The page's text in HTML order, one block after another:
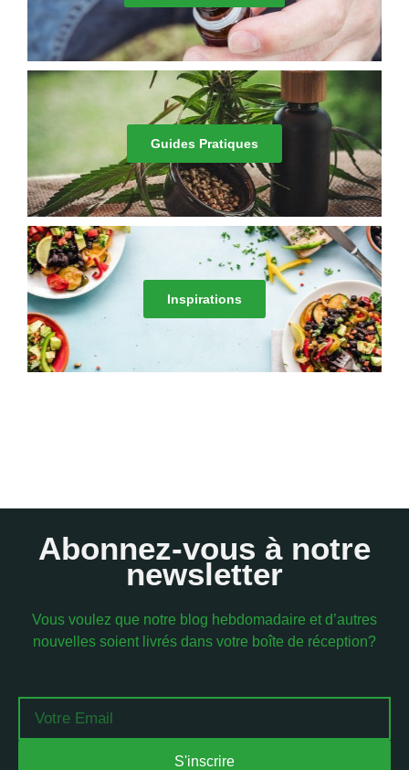
Guides Pratiques
Inspirations
Abonnez-vous à notre
newsletter
Vous voulez que notre blog hebdomadaire et d’autres
nouvelles soient livrés dans votre boîte de réception?
S'inscrire